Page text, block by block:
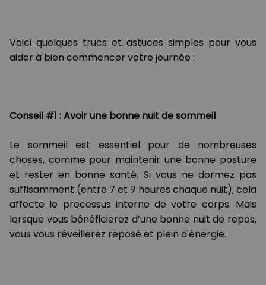
Voici quelques trucs et astuces simples pour vous
aider à bien commencer votre journée :
Conseil #1 : Avoir une bonne nuit de sommeil
Le sommeil est essentiel pour de nombreuses
choses, comme pour maintenir une bonne posture
et rester en bonne santé. Si vous ne dormez pas
suffisamment (entre 7 et 9 heures chaque nuit), cela
affecte le processus interne de votre corps. Mais
lorsque vous bénéficierez d’une bonne nuit de repos,
vous vous réveillerez reposé et plein d'énergie.